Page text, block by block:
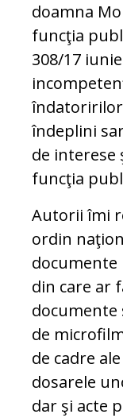
doamna
funcţia
308/17
îndatoririlor
îndeplini
de interese
funcţia
Autorii îmi
ordin
documente
din care ar
documente
de
de cadre
dosarele
dar şi acte